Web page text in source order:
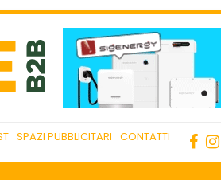
SPAZI PUBBLICITARI CONTATTI